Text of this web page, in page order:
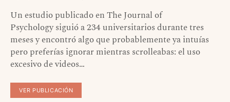
Un estudio publicado en The Journal of
Psychology siguió a 234 universitarios durante tres
meses y encontró algo que probablemente ya intuías
pero preferías ignorar mientras scrolleabas: el uso
excesivo de videos…
VER PUBLICACIÓN